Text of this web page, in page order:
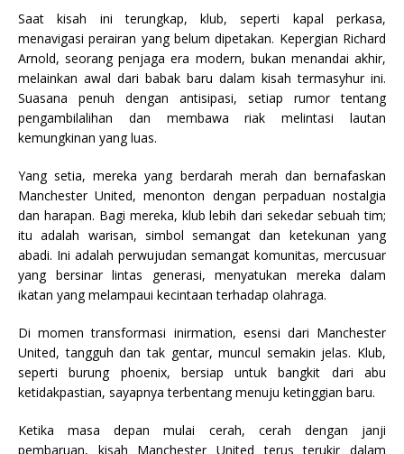
Saat kisah ini terungkap, klub, seperti kapal perkasa,
menavigasi perairan yang belum dipetakan. Kepergian Richard
Arnold, seorang penjaga era modern, bukan menandai akhir,
melainkan awal dari babak baru dalam kisah termasyhur ini.
Suasana penuh dengan antisipasi, setiap rumor tentang
pengambilalihan dan membawa riak melintasi lautan
kemungkinan yang luas.
Yang setia, mereka yang berdarah merah dan bernafaskan
Manchester United, menonton dengan perpaduan nostalgia
dan harapan. Bagi mereka, klub lebih dari sekedar sebuah tim;
itu adalah warisan, simbol semangat dan ketekunan yang
abadi. Ini adalah perwujudan semangat komunitas, mercusuar
yang bersinar lintas generasi, menyatukan mereka dalam
ikatan yang melampaui kecintaan terhadap olahraga.
Di momen transformasi inirmation, esensi dari Manchester
United, tangguh dan tak gentar, muncul semakin jelas. Klub,
seperti burung phoenix, bersiap untuk bangkit dari abu
ketidakpastian, sayapnya terbentang menuju ketinggian baru.
Ketika masa depan mulai cerah, cerah dengan janji
pembaruan, kisah Manchester United terus terukir dalam